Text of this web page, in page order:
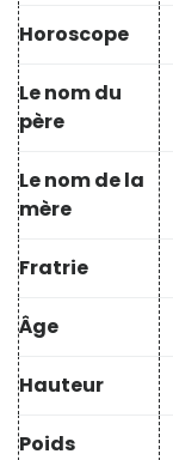
Horoscope
Le nom du
père
Le nom de la
mère
Fratrie
Âge
Hauteur
Poids